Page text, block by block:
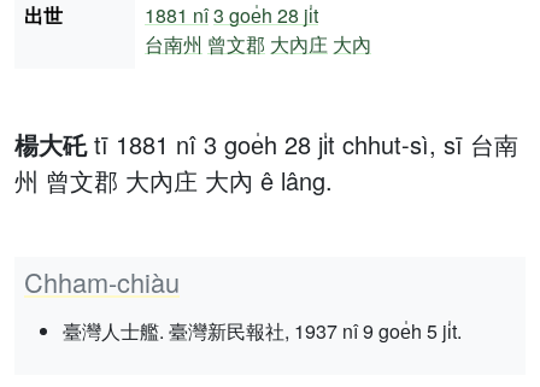
楊大矺tī 1881 nî 3 goe̍h 28 ji̍t chhut-sì, sī 台南
州 曾文郡 大內庄 大內 ê lâng.
Chham-chiàu
臺灣人士艦. 臺灣新民報社, 1937 nî 9 goe̍h 5 ji̍t.
出世 1881 nî3 goe̍h 28 ji̍t
台南州 曾文郡 大內庄 大內